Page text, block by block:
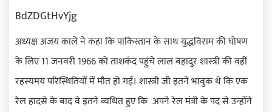
BdZDGtHvYjg
अध्यक्ष अजय काले ने कहा कि पाकिस्तान के साथ युद्धविराम की घोषण
के लिए 11 जनवरी 1966 को ताशकंद पहुंचे लाल बहादुर शास्त्री की वहीं
रहस्यमय परिस्थितियों में मौत हो गई। शास्त्री जी इतने भावुक थे कि एक
रेल हादसे के बाद वे इतने व्यथित हुए कि अपने रेल मंत्री के पद से उन्होंने